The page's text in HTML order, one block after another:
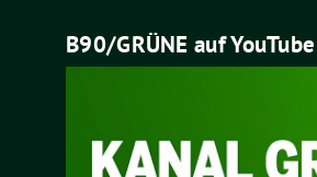
B90/GRÜNE auf YouTube